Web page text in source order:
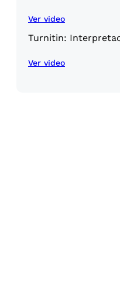
Ver video
Turnitin:
Ver video